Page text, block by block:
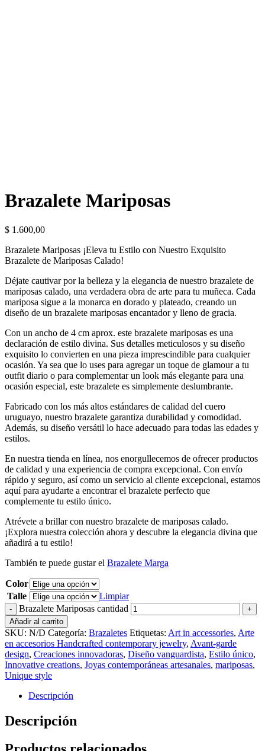
Brazalete Mariposas
$ 1.600,00
Brazalete Mariposas ¡Eleva tu Estilo con Nuestro Exquisito
Brazalete de Mariposas Calado!
Déjate cautivar por la belleza y la elegancia de nuestro brazalete de
mariposas calado, una verdadera obra de arte para tu muñeca. Cada
mariposa sigue a la monarca en dorado y plateado, creando un
diseño de un brazalete mariposas encantador y lleno de gracia.
Con un ancho de 4 cm aprox. este brazalete mariposas es una
declaración de estilo divina. Sus detalles meticulosos y su diseño
exquisito lo convierten en una pieza imprescindible para cualquier
ocasión. Ya sea que lo uses para agregar un toque de glamour a tu
outfit diario o para complementar un look más elegante para una
ocasión especial, este brazalete es simplemente deslumbrante.
Fabricado con los más altos estándares de calidad del cuero
uruguayo, nuestro brazalete garantiza durabilidad y comodidad.
Además, su diseño versátil lo hace adecuado para todas las edades y
estilos.
En nuestra tienda en línea, nos enorgullecemos de ofrecer productos
de calidad y una experiencia de compra excepcional. Con envío
rápido y seguro, así como un servicio al cliente excepcional, estamos
aquí para ayudarte a encontrar el brazalete perfecto que
complemente tu estilo único.
Atrévete a brillar con nuestro brazalete de mariposas calado.
¡Explora nuestra colección ahora y descubre la elegancia divina que
añadirá a tu estilo!
También te puede gustar el Brazalete Marga
Color
Talle
Limpiar
Brazalete Mariposas cantidad
Añadir al carrito
SKU: N/D Categoría: Brazaletes Etiquetas: Art in accessories, Arte
en accesorios Handcrafted contemporary jewelry, Avant-garde
design, Creaciones innovadoras, Diseño vanguardista, Estilo único,
Innovative creations, Joyas contemporáneas artesanales, mariposas,
Unique style
Descripción
Descripción